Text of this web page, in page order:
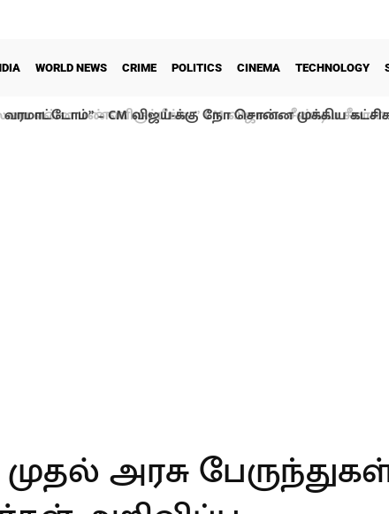
WORLD NEWS CRIME POLITICS CINEMA TECHNOLOGY
– CM விஜய்-க்கு நோ சொன்ன முக்கிய
அரசு